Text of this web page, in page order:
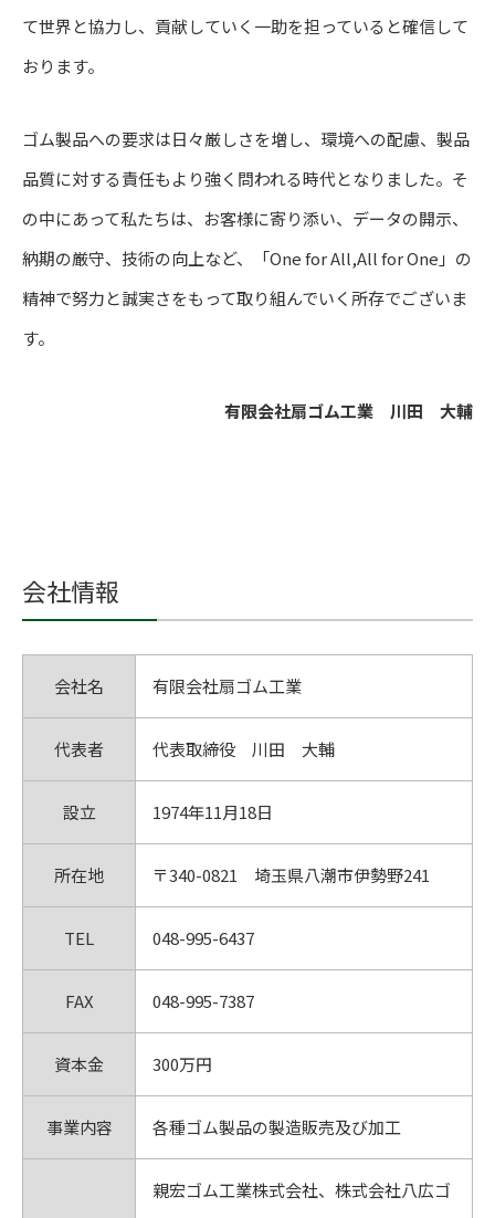
て世界と協力し、貢献していく一助を担っていると確信して
おります。
ゴム製品への要求は日々厳しさを増し、環境への配慮、製品
品質に対する責任もより強く問われる時代となりました。そ
の中にあって私たちは、お客様に寄り添い、データの開示、
納期の厳守、技術の向上など、「One for All,All for One」の
精神で努力と誠実さをもって取り組んでいく所存でございま
す。
有限会社扇ゴム工業 川田 大輔
会社情報
会社名 有限会社扇ゴム工業
代表者 代表取締役 川田 大輔
設立 1974年11月18日
所在地 〒340-0821 埼玉県八潮市伊勢野241
TEL 048-995-6437
FAX 048-995-7387
資本金 300万円
事業内容 各種ゴム製品の製造販売及び加工
親宏ゴム工業株式会社、株式会社八広ゴ